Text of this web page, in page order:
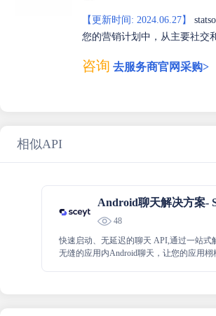
【更新时间: 2024.06.27】
您的营销计划中，从主要社交
咨询 去服务商官网采购>
相似API
Android聊天解决方案-
48
快速启动、无延迟的聊天 API,通过一站式
无缝的应用内Android聊天，让您的应用栩